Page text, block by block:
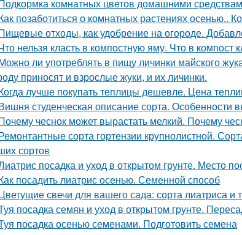
комнатных цветов домашними
позаботиться о комнатных растениях осенью..
отходы, как удобрение на огороде.
нельзя класть в компостную яму. Что в компост
ли употреблять в пищу личинки майского
приносят и взрослые жуки, и их личинки.
лучше покупать теплицы дешевле. Цена
студенческая описание сорта. Особенности
чеснок может вырастать мелкий. Почему
сорта гортензии крупнолистной.
сортов
посадка и уход в открытом грунте. Место
посадить лиатрис осенью. Семенной способ
свечи для вашего сада: сорта лиатриса и
посадка семян и уход в открытом грунте.
посадка осенью семенами. Подготовить семена